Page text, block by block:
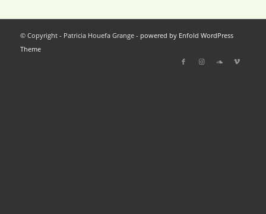
© Copyright - Patricia Houefa Grange - powered by Enfold WordPress
Theme